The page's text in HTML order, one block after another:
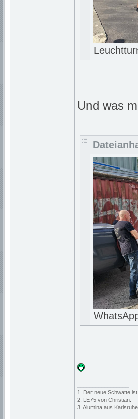
Und was
1. Der neue Schwatte
2. LE75 von Christian.
3. Alumina aus Karlsruhe.